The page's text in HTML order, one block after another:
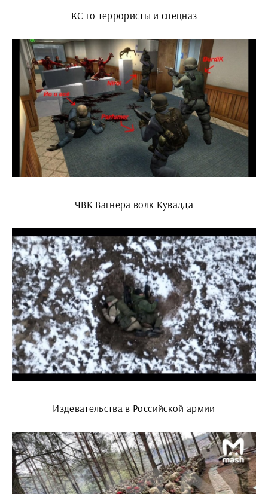
КС го террористы и спецназ
ЧВК Вагнера волк Кувалда
Издевательства в Российской армии